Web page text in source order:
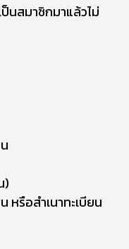
ป็นสมาชิกมาแล้วไม่
)
รือสำเนาทะเบียน